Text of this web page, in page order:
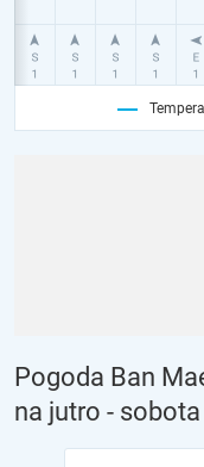
Pogoda Ban
na jutro -